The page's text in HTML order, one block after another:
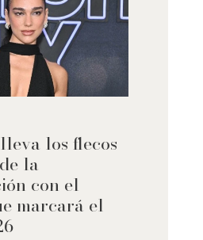
los flecos
la
con el
marcará el